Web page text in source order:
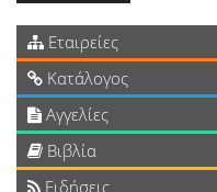
Εταιρείες
Κατάλογος
Αγγελίες
Βιβλία
Ειδήσεις